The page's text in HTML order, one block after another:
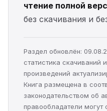
чтение полной
без скачивания и
Раздел обновлён:
статистика скачиваний
произведений
Книга размещена в
законодательством об
правообладатели могут